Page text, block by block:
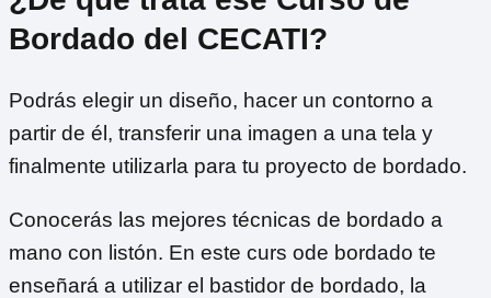
Bordado del CECATI?
Podrás elegir un diseño, hacer un contorno a
partir de él, transferir una imagen a una tela y
finalmente utilizarla para tu proyecto de bordado.
Conocerás las mejores técnicas de bordado a
mano con listón. En este curs ode bordado te
enseñará a utilizar el bastidor de bordado, la